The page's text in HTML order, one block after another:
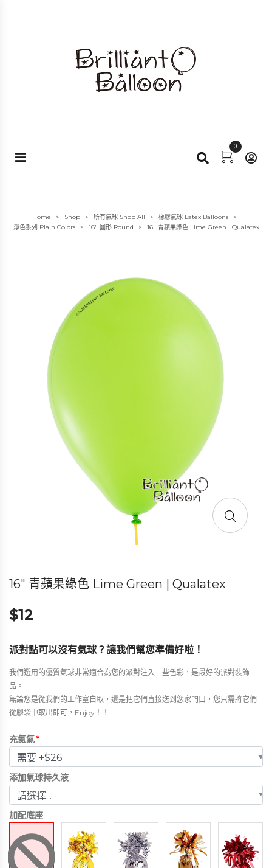
0
Home > Shop > 所有氣球 Shop All > 橡膠氣球 Latex Balloons >
淨色系列 Plain Colors > 16" 圓形 Round > 16″ 青蘋果綠色 Lime Green | Qualatex
16″ 青蘋果綠色 Lime Green | Qualatex
$12
派對點可以沒有氣球？讓我們幫您準備好啦！
我們選用的優質氣球非常適合為您的派對注入一些色彩，是最好的派對裝飾
品。
無論您是從我們的工作室自取，還是把它們直接送到您家門口，您只需將它們
從膠袋中取出即可，Enjoy！！
充氦氣*
添加氣球持久液
加配底座